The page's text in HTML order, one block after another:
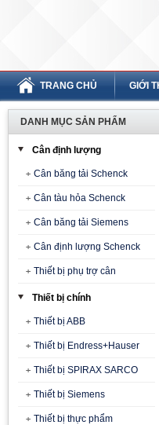
TRANG CHỦ GIỚI
DANH MỤC SẢN PHẨM
Cân định lượng
Cân băng tải Schenck
Cân tàu hỏa Schenck
Cân băng tải Siemens
Cân định lượng Schenck
Thiết bị phụ trợ cân
Thiết bị chính
Thiết bị ABB
Thiết bị Endress+Hauser
Thiết bị SPIRAX SARCO
Thiết bị Siemens
Thiết bị thực phẩm